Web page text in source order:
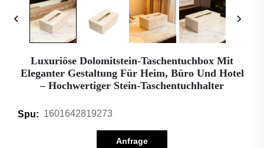
Luxuriöse Dolomitstein-Taschentuchbox Mit
Eleganter Gestaltung Für Heim, Büro Und Hotel
– Hochwertiger Stein-Taschentuchhalter
Spu: 1601642819273
Anfrage